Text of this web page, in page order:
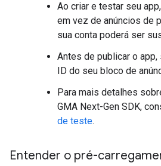
Ao criar e testar seu
em vez de anúncios de
sua conta poderá ser
Antes de publicar o
ID do seu bloco de
Para mais detalhes
GMA Next-Gen SDK,
de teste.
Entender o pré-